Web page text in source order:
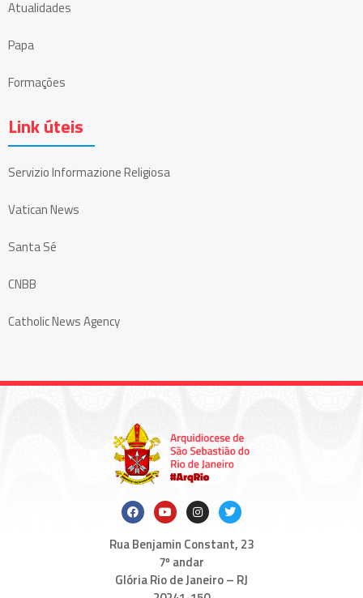
Atualidades
Papa
Formações
Link úteis
Servizio Informazione Religiosa
Vatican News
Santa Sé
CNBB
Catholic News Agency
Rua Benjamin Constant, 23
7º andar
Glória Rio de Janeiro – RJ